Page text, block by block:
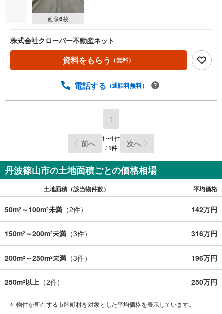
画像6枚
株式会社クローバー不動産ネット
資料をもらう （無料）
電話する （通話料無料）
1
前へ 1〜1件
/1件 次へ
丹波篠山市の土地面積ごとの価格相場
土地面積（該当物件数） 平均価格
50m2 ～100m2未満 （2件） 142万円
150m2 ～200m2未満 （3件） 316万円
200m2 ～250m2未満 （3件） 196万円
250m2以上 （2件） 250万円
物件が所在する市区町村を対象とした平均価格を表示しています。